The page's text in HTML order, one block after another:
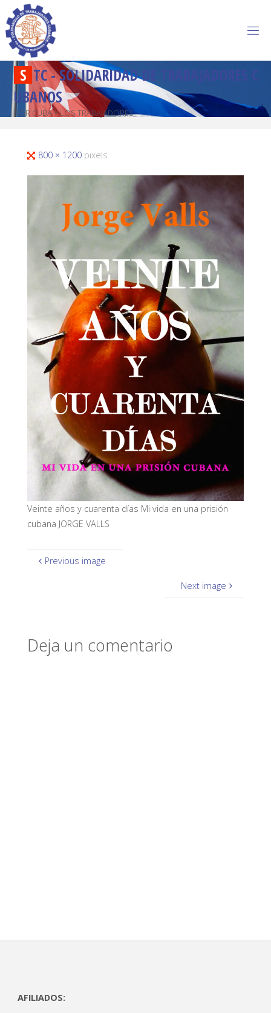
S TC-SOLIDARIDADD R A BAJADORES C
U BANOS
POR CUBA Y LOS TRABAJADORES
800 × 1200 pixels
Veinte años y cuarenta días Mi vida en una prisión
cubana JORGE VALLS
Previous image
Next image
Deja un comentario
AFILIADOS: